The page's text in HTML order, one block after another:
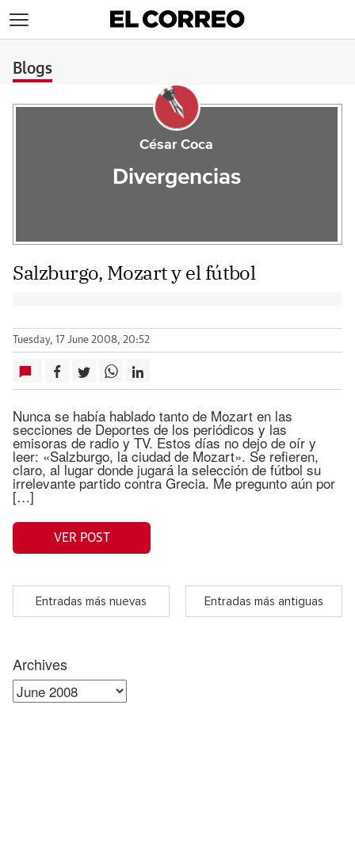
Blogs
César Coca
Divergencias
Salzburgo, Mozart y el fútbol
Tuesday, 17 June 2008, 20:52
Nunca se había hablado tanto de Mozart en las
secciones de Deportes de los periódicos y las
emisoras de radio y TV. Estos días no dejo de oír y
leer: «Salzburgo, la ciudad de Mozart». Se refieren,
claro, al lugar donde jugará la selección de fútbol su
irrelevante partido contra Grecia. Me pregunto aún por
[…]
VER POST
Entradas más nuevas Entradas más antiguas
Archives
Archives